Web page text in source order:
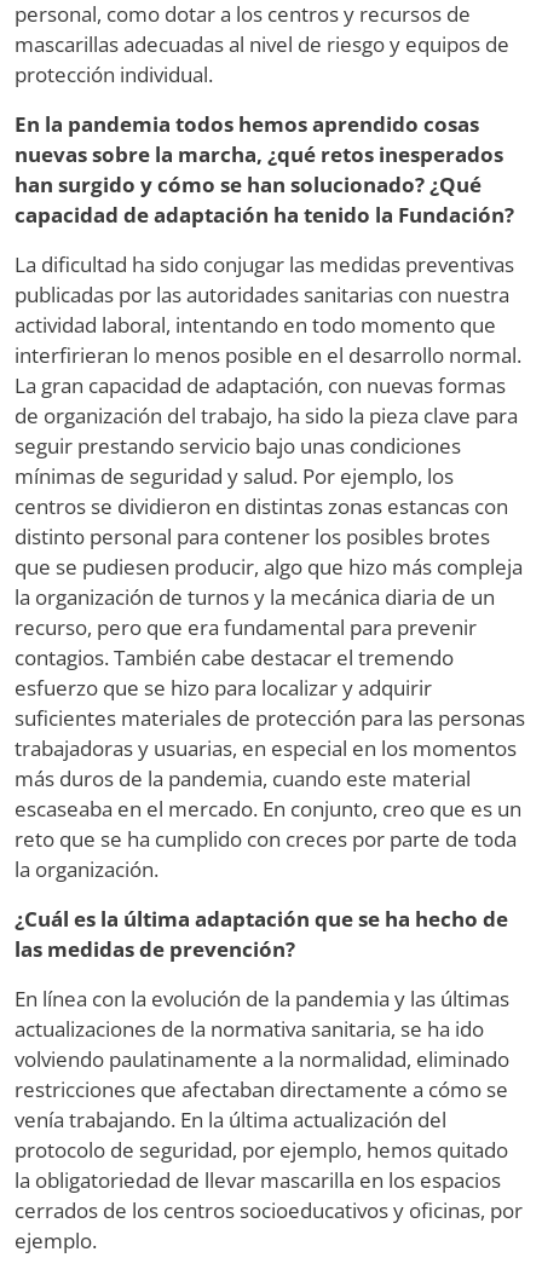
personal, como dotar a los centros y recursos de
mascarillas adecuadas al nivel de riesgo y equipos de
protección individual.
En la pandemia todos hemos aprendido cosas
nuevas sobre la marcha, ¿qué retos inesperados
han surgido y cómo se han solucionado? ¿Qué
capacidad de adaptación ha tenido la Fundación?
La dificultad ha sido conjugar las medidas preventivas
publicadas por las autoridades sanitarias con nuestra
actividad laboral, intentando en todo momento que
interfirieran lo menos posible en el desarrollo normal.
La gran capacidad de adaptación, con nuevas formas
de organización del trabajo, ha sido la pieza clave para
seguir prestando servicio bajo unas condiciones
mínimas de seguridad y salud. Por ejemplo, los
centros se dividieron en distintas zonas estancas con
distinto personal para contener los posibles brotes
que se pudiesen producir, algo que hizo más compleja
la organización de turnos y la mecánica diaria de un
recurso, pero que era fundamental para prevenir
contagios. También cabe destacar el tremendo
esfuerzo que se hizo para localizar y adquirir
suficientes materiales de protección para las personas
trabajadoras y usuarias, en especial en los momentos
más duros de la pandemia, cuando este material
escaseaba en el mercado. En conjunto, creo que es un
reto que se ha cumplido con creces por parte de toda
la organización.
¿Cuál es la última adaptación que se ha hecho de
las medidas de prevención?
En línea con la evolución de la pandemia y las últimas
actualizaciones de la normativa sanitaria, se ha ido
volviendo paulatinamente a la normalidad, eliminado
restricciones que afectaban directamente a cómo se
venía trabajando. En la última actualización del
protocolo de seguridad, por ejemplo, hemos quitado
la obligatoriedad de llevar mascarilla en los espacios
cerrados de los centros socioeducativos y oficinas, por
ejemplo.